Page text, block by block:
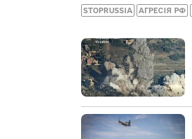
STOPRUSSIA АГРЕСІЯ РФ